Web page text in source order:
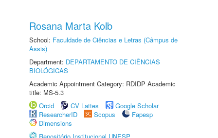
Rosana Marta Kolb
School: Faculdade de Ciências e Letras (Câmpus de
Assis)
Department: DEPARTAMENTO DE CIÊNCIAS
BIOLÓGICAS
Academic Appointment Category: RDIDP Academic
title: MS-5.3
Orcid
CV Lattes
Google Scholar
ResearcherID
Scopus
Fapesp
Dimensions